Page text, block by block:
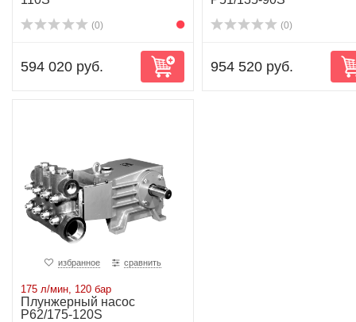
(0)
594 020 руб.
(0)
954 520 руб.
избранное сравнить
175 л/мин, 120 бар
Плунжерный насос
P62/175-120S